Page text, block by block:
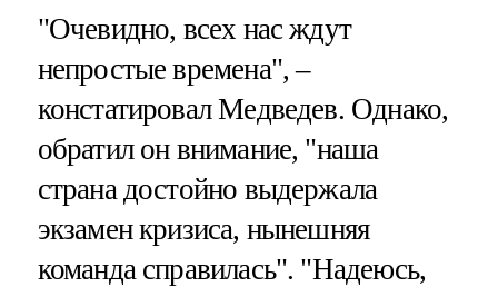
"Очевидно, всех нас ждут
непростые времена", –
констатировал Медведев. Однако,
обратил он внимание, "наша
страна достойно выдержала
экзамен кризиса, нынешняя
команда справилась". "Надеюсь,